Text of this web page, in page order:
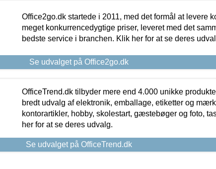
Office2go.dk startede i 2011, med det formål at levere
meget konkurrencedygtige priser, leveret med det
bedste service i branchen. Klik her for at se deres
Se udvalget på Office2go.dk
OfficeTrend.dk tilbyder mere end 4.000 unikke
bredt udvalg af elektronik, emballage, etiketter og
kontorartikler, hobby, skolestart, gæstebøger og foto,
her for at se deres udvalg.
Se udvalget på OfficeTrend.dk